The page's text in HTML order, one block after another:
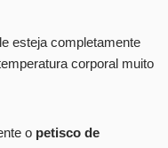
esteja completamente
corporal muito
o petisco de